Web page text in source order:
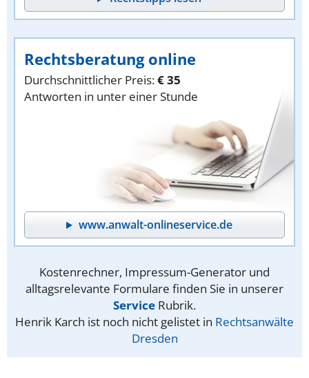
Rechtsberatung online
Durchschnittlicher Preis:€ 35
Antworten in unter einer Stunde
www.anwalt-onlineservice.de
Kostenrechner, Impressum-Generator und
alltagsrelevante Formulare finden Sie in unserer
Service Rubrik.
Henrik Karch ist noch nicht gelistet in Rechtsanwälte
Dresden